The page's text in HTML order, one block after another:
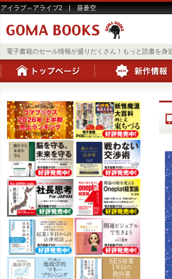
アイラブ⇔アライブ2 | 葵蒼空
電子書籍のセール情報が盛りだくさん！もっと読書を身